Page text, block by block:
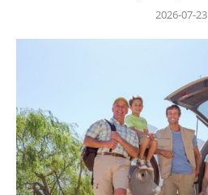
2026-07-23